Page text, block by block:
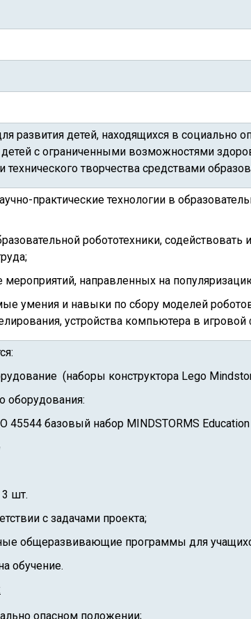
развития детей, находящихся в социально
детей с ограниченными возможностями
технического творчества средствами
практические технологии в
робототехники,
направленных на
умения и навыки по сбору моделей
устройства компьютера в
(наборы конструктора Lego
оборудования:
45544 базовый набор MINDSTORMS
3 шт.
с задачами проекта;
обще­развивающие программы для
обучение.
опасном положении;